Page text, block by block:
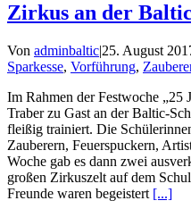
Zirkus an der
Von adminbaltic|25. August
Sparkesse, Vorführung,
Im Rahmen der Festwoche „25
Traber zu Gast an der Baltic-
fleißig trainiert. Die
Zauberern, Feuerspuckern,
Woche gab es dann zwei
großen Zirkuszelt auf dem
Freunde waren begeistert [...]